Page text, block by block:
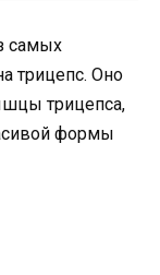
самых
трицепс. Оно
трицепса,
формы